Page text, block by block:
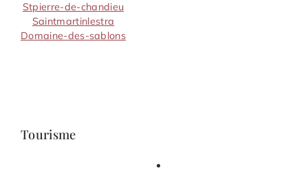
Stpierre-de-chandieu
Saintmartinlestra
Domaine-des-sablons
Tourisme